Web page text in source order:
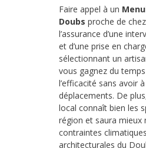
Faire appel à un
Doubs proche de
l’assurance d’une
et d’une prise en
sélectionnant un
vous gagnez du
l’efficacité sans avoir
déplacements. De
local connaît bien les
région et saura mieux
contraintes
architecturales du